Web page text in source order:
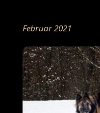
Februar 2021